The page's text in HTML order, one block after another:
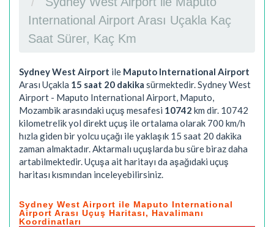
International Airport Arası Uçakla Kaç
Saat Sürer, Kaç Km
Sydney West Airport ile Maputo International Airport
Arası Uçakla 15 saat 20 dakika sürmektedir. Sydney West
Airport - Maputo International Airport, Maputo,
Mozambik arasındaki uçuş mesafesi 10742 km dir. 10742
kilometrelik yol direkt uçuş ile ortalama olarak 700 km/h
hızla giden bir yolcu uçağı ile yaklaşık 15 saat 20 dakika
zaman almaktadır. Aktarmalı uçuşlarda bu süre biraz daha
artabilmektedir. Uçuşa ait haritayı da aşağıdaki uçuş
haritası kısmından inceleyebilirsiniz.
Sydney West Airport ile Maputo International
Airport Arası Uçuş Haritası, Havalimanı
Koordinatları